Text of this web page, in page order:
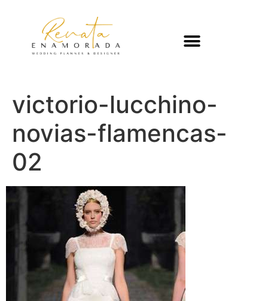
victorio-lucchino-
novias-flamencas-
02